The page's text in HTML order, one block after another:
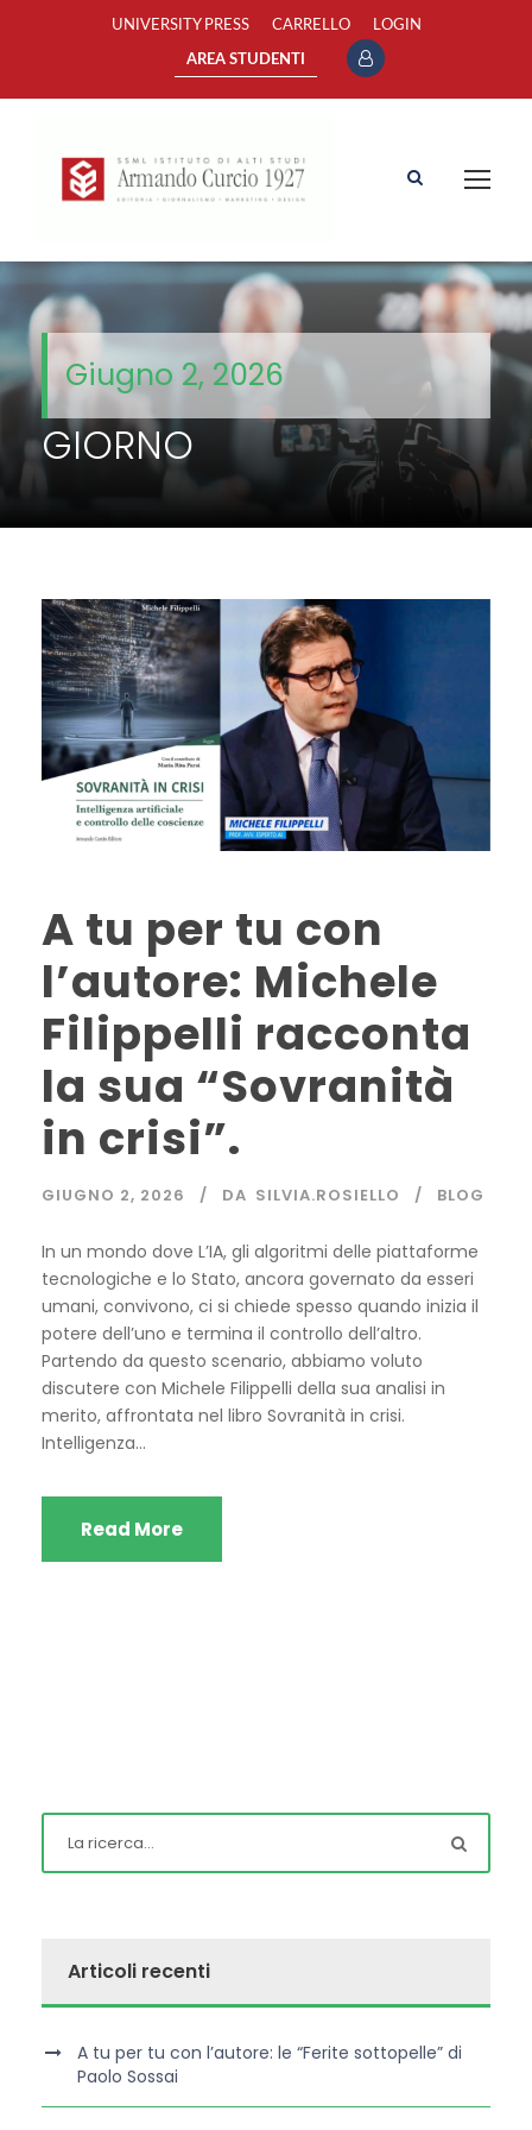
UNIVERSITY PRESS CARRELLO LOGIN
AREA STUDENTI
Giugno 2, 2026
GIORNO
A tu per tu con
l’autore: Michele
Filippelli racconta
la sua “Sovranità
in crisi”.
GIUGNO 2, 2026 DA SILVIA.ROSIELLO BLOG
In un mondo dove L’IA, gli algoritmi delle piattaforme
tecnologiche e lo Stato, ancora governato da esseri
umani, convivono, ci si chiede spesso quando inizia il
potere dell’uno e termina il controllo dell’altro.
Partendo da questo scenario, abbiamo voluto
discutere con Michele Filippelli della sua analisi in
merito, affrontata nel libro Sovranità in crisi.
Intelligenza...
Read More
Articoli recenti
A tu per tu con l’autore: le “Ferite sottopelle” di
Paolo Sossai